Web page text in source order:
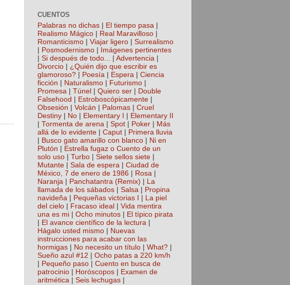
CUENTOS
Palabras no dichas
El tiempo pasa
Realismo Mágico
Real Maravilloso
Romanticismo
Viajar ligero
Surrealismo
Posmodernismo
Imágenes pertinentes
Si después de todo... Advertencia
Divorcio
¿Quién dijo que escribir es
glamoroso?
Poesía Espera
Ciencia
ficción
Naturalismo Futurismo
Promesa
Túnel Quiero ser
Double
Falsehood
Estroboscópicamente
Obsesión
Volcán Palomas
Cruel
Destiny
No Elementary I
Elementary II
Tormenta de arena Spot Poker
Más
allá de lo evidente
Caput
Primera lluvia
Busco gato amarillo con blanco
Ni en
Plutón
Estrella fugaz o Cuento de un
solo uso
Turbo Siete sellos siete
Mutante
Sala de espera
Ciudad de
México, 7 de enero de 1986
Rosa
Naranja
Panchatantra (Remix)
La
llamada de los sábados
Salsa
Propina
navideña
Pequeñas victorias I
La piel
del cielo
Fracaso ideal
Vida mentira
una es mi
Ocho minutos
El típico pirata
El avance científico de la lectura
Hágalo usted mismo
Nuevas
instrucciones para acabar con las
hormigas
No necesito un título What?
Sueño azul #12
Ocho patas a 220 km/h
Pequeño paso
Cuento en busca de
patrocinio
Horóscopos
Examen de
aritmética
Seis lechugas